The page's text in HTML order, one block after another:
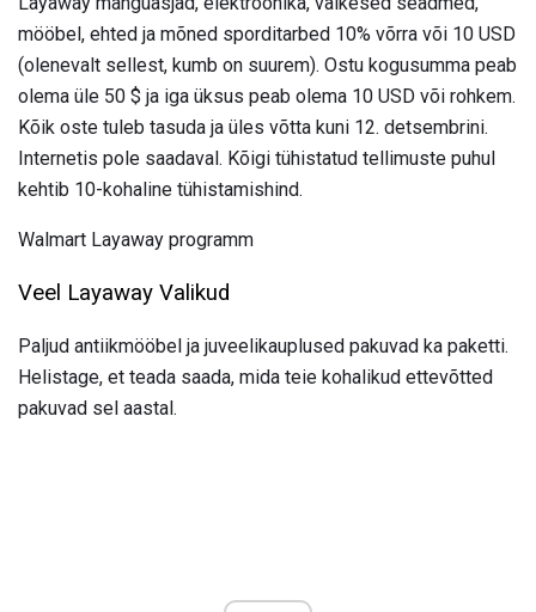
mööbel, ehted ja mõned sporditarbed 10% võrra või 10 USD
(olenevalt sellest, kumb on suurem). Ostu kogusumma peab
olema üle 50 $ ja iga üksus peab olema 10 USD või rohkem.
Kõik oste tuleb tasuda ja üles võtta kuni 12. detsembrini.
Internetis pole saadaval. Kõigi tühistatud tellimuste puhul
kehtib 10-kohaline tühistamishind.
Walmart Layaway programm
Veel Layaway Valikud
Paljud antiikmööbel ja juveelikauplused pakuvad ka paketti.
Helistage, et teada saada, mida teie kohalikud ettevõtted
pakuvad sel aastal.